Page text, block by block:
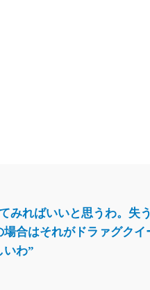
みればいいと思うわ。
合はそれがドラァグク
いわ”